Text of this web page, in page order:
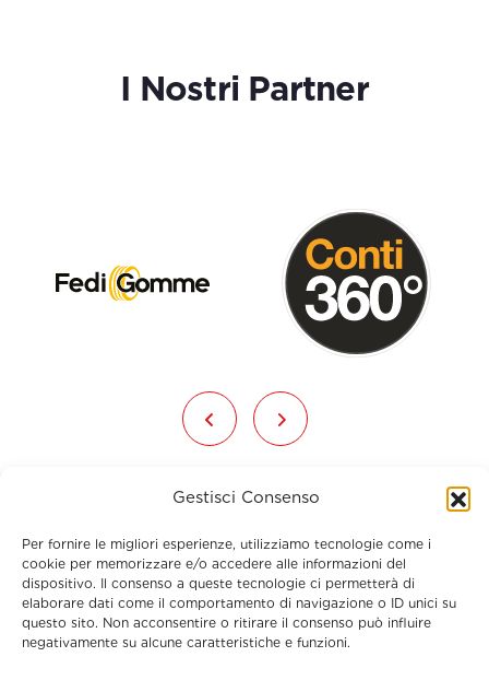
Gestisci Consenso
Per fornire le migliori esperienze, utilizziamo tecnologie come i
cookie per memorizzare e/o accedere alle informazioni del
dispositivo. Il consenso a queste tecnologie ci permetterà di
elaborare dati come il comportamento di navigazione o ID unici su
questo sito. Non acconsentire o ritirare il consenso può influire
negativamente su alcune caratteristiche e funzioni.
I Nostri Partner
Menu